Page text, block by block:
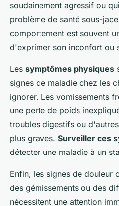
soudainement agressif ou
problème de santé sous-
comportement est souvent
d'exprimer son inconfort ou
Les symptômes physiques
signes de maladie chez les
ignorer. Les vomissements
une perte de poids
troubles digestifs ou
plus graves. Surveiller ces
détecter une maladie à un
Enfin, les signes de douleur
des gémissements ou des
nécessitent une attention